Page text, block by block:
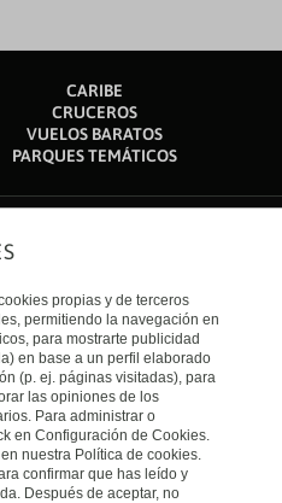
CARIBE
CRUCEROS
VUELOS BARATOS
PARQUES TEMÁTICOS
propias y de terceros
permitiendo la navegación en
para mostrarte publicidad
en base a un perfil elaborado
(p. ej. páginas visitadas), para
las opiniones de los
Para administrar o
en Configuración de Cookies.
nuestra Política de cookies.
confirmar que has leído y
Después de aceptar, no